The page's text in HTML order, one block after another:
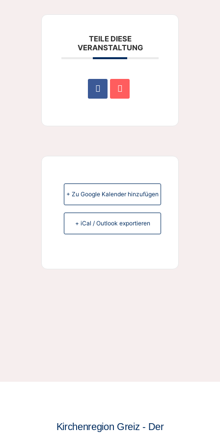
TEILE DIESE
VERANSTALTUNG
+ Zu Google Kalender hinzufügen
+ iCal / Outlook exportieren
Kirchenregion Greiz - Der